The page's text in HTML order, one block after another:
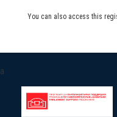
You can also access this
a